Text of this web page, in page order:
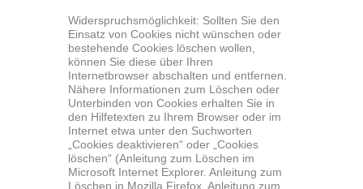
Widerspruchsmöglichkeit: Sollten Sie den
Einsatz von Cookies nicht wünschen oder
bestehende Cookies löschen wollen,
können Sie diese über Ihren
Internetbrowser abschalten und entfernen.
Nähere Informationen zum Löschen oder
Unterbinden von Cookies erhalten Sie in
den Hilfetexten zu Ihrem Browser oder im
Internet etwa unter den Suchworten
„Cookies deaktivieren“ oder „Cookies
löschen“ (Anleitung zum Löschen im
Microsoft Internet Explorer. Anleitung zum
Löschen in Mozilla Firefox. Anleitung zum